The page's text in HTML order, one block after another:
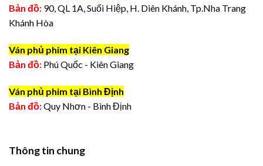
Bản đồ: 90, QL 1A, Suối Hiệp, H. Diên Khánh, Tp.Nha Trang
Khánh Hòa
Ván phủ phim tại Kiên Giang
Bản đồ: Phú Quốc - Kiên Giang
Ván phủ phim tại Bình Định
Bản đồ:Quy Nhơn - Bình Định
Thông tin chung